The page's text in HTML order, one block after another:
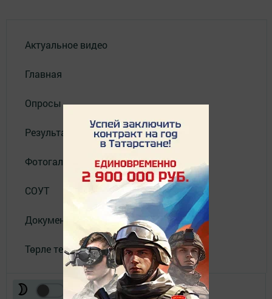
Актуальное видео
Главная
Опросы
Результаты опросов
Фотогалереи
СОУТ
Документлар
Төрле темалар